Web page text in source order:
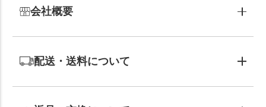
会社概要
配送・送料について